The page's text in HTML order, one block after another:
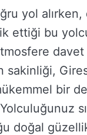
yol alırken,
ettiği bu
davet
sakinliği,
bir
doğal